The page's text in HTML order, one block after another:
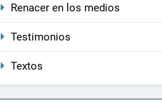
Renacer en los medios
Testimonios
Textos